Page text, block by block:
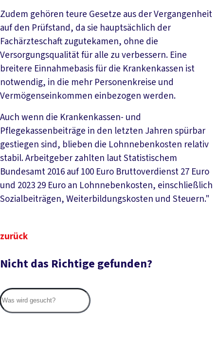
Zudem gehören teure Gesetze aus der Vergangenheit
auf den Prüfstand, da sie hauptsächlich der
Fachärzteschaft zugutekamen, ohne die
Versorgungsqualität für alle zu verbessern. Eine
breitere Einnahmebasis für die Krankenkassen ist
notwendig, in die mehr Personenkreise und
Vermögenseinkommen einbezogen werden.
Auch wenn die Krankenkassen- und
Pflegekassenbeiträge in den letzten Jahren spürbar
gestiegen sind, blieben die Lohnnebenkosten relativ
stabil. Arbeitgeber zahlten laut Statistischem
Bundesamt 2016 auf 100 Euro Bruttoverdienst 27 Euro
und 2023 29 Euro an Lohnnebenkosten, einschließlich
Sozialbeiträgen, Weiterbildungskosten und Steuern."
zurück
Nicht das Richtige gefunden?